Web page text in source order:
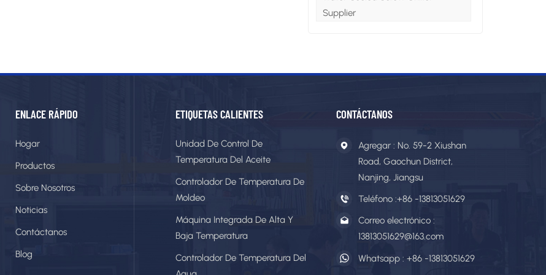
Supplier
ENLACE RÁPIDO
Hogar
Productos
Sobre Nosotros
Noticias
Contáctanos
Blog
ETIQUETAS CALIENTES
Unidad De Control De
Temperatura Del Aceite
Controlador De Temperatura De
Moldeo
Máquina Integrada De Alta Y
Baja Temperatura
Controlador De Temperatura Del
CONTÁCTANOS
Agregar : No. 59-2 Xiushan
Road, Gaochun District,
Nanjing, Jiangsu
Teléfono :+86 -13813051629
Correo electrónico :
13813051629@163.com
Whatsapp : +86 -13813051629